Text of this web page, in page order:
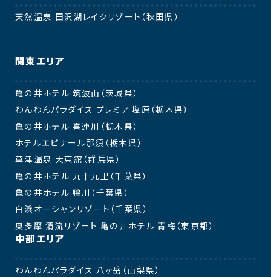
天然温泉 田沢湖レイクリゾート（秋田県）
関東エリア
亀の井ホテル 筑波山（茨城県）
わんわんパラダイス プレミア 塩原（栃木県）
亀の井ホテル 喜連川（栃木県）
ホテルエピナール那須（栃木県）
草津温泉 大東舘（群馬県）
亀の井ホテル 九十九里（千葉県）
亀の井ホテル 鴨川（千葉県）
白浜オーシャンリゾート（千葉県）
奥多摩 清流リゾート 亀の井ホテル 青梅（東京都）
中部エリア
わんわんパラダイス 八ヶ岳（山梨県）